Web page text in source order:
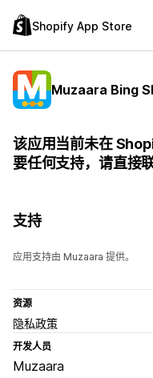
Shopify App Store
Muzaara Bing
该应用当前未在
要任何支持，请直接
支持
应用支持由 Muzaara 提供。
资源
隐私政策
开发人员
Muzaara